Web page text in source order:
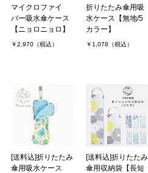
マイクロファイ
バー吸水傘ケース
【ニョロニョロ】
￥2,970（税込）
折りたたみ傘用吸
水ケース【無地/5
カラー】
￥1,078（税込）
[送料込]折りたたみ
傘用吸水ケース
[送料込]折りたたみ
傘用収納袋【長短